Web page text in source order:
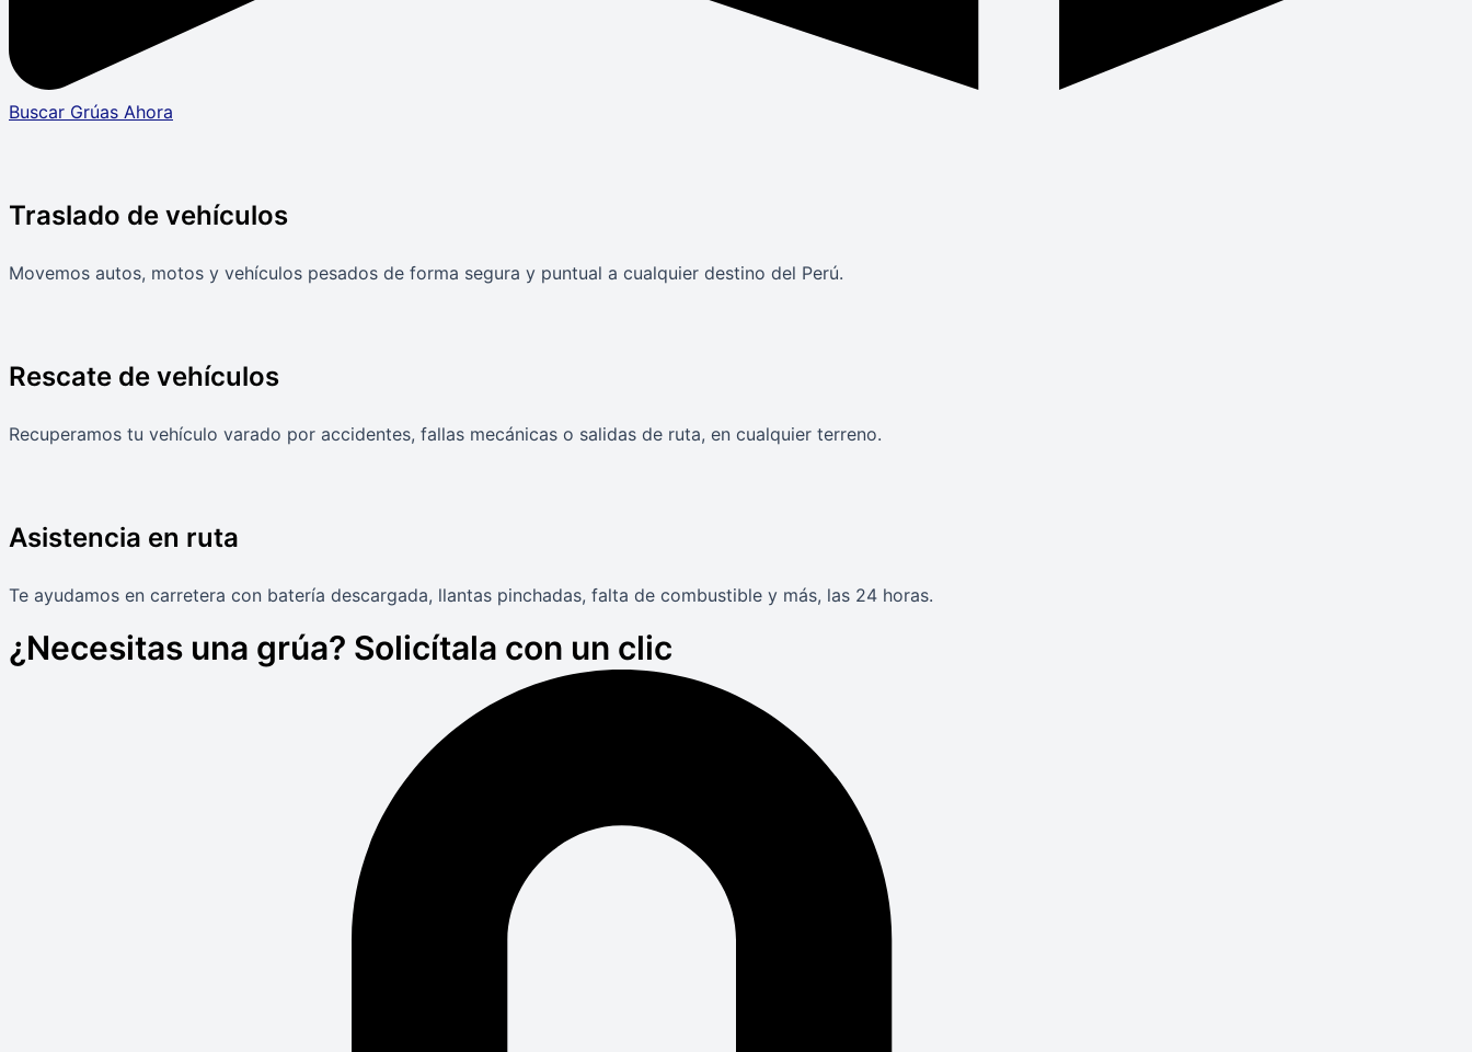
Buscar Grúas Ahora
Traslado de vehículos
Movemos autos, motos y vehículos pesados de forma segura y puntual a cualquier destino del Perú.
Rescate de vehículos
Recuperamos tu vehículo varado por accidentes, fallas mecánicas o salidas de ruta, en cualquier terreno.
Asistencia en ruta
Te ayudamos en carretera con batería descargada, llantas pinchadas, falta de combustible y más, las 24 horas.
¿Necesitas una grúa? Solicítala con un clic